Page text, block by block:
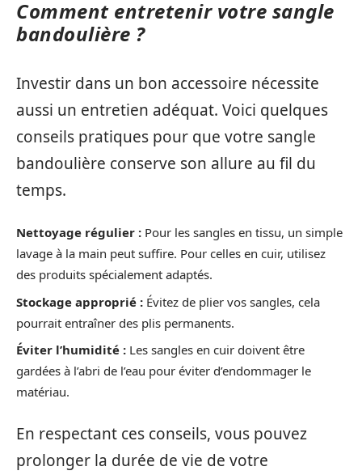
Comment entretenir votre sangle
bandoulière ?
Investir dans un bon accessoire nécessite
aussi un entretien adéquat. Voici quelques
conseils pratiques pour que votre sangle
bandoulière conserve son allure au fil du
temps.
Nettoyage régulier : Pour les sangles en tissu, un simple
lavage à la main peut suffire. Pour celles en cuir, utilisez
des produits spécialement adaptés.
Stockage approprié : Évitez de plier vos sangles, cela
pourrait entraîner des plis permanents.
Éviter l’humidité : Les sangles en cuir doivent être
gardées à l’abri de l’eau pour éviter d’endommager le
matériau.
En respectant ces conseils, vous pouvez
prolonger la durée de vie de votre